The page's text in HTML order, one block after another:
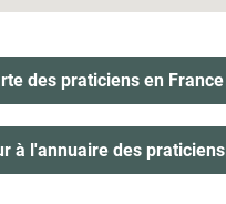
des praticiens en France
à l'annuaire des praticiens